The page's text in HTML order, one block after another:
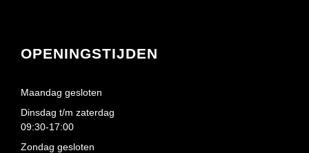
OPENINGSTIJDEN
Maandag gesloten
Dinsdag t/m zaterdag
09:30-17:00
Zondag gesloten